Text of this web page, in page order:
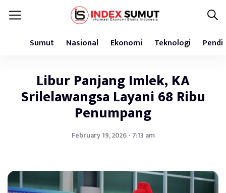
Sumut Nasional Ekonomi Teknologi
Libur Panjang Imlek, KA
Srilelawangsa Layani 68 Ribu
Penumpang
February 19, 2026 - 7:13 am